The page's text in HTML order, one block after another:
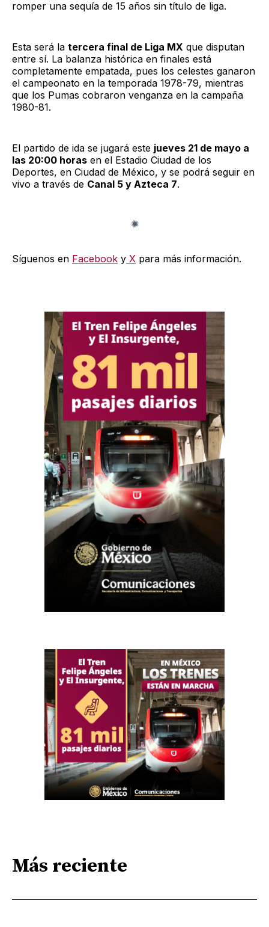
romper una sequía de 15 años sin título de liga.
Esta será la tercera final de Liga MX que disputan
entre sí. La balanza histórica en finales está
completamente empatada, pues los celestes ganaron
el campeonato en la temporada 1978-79, mientras
que los Pumas cobraron venganza en la campaña
1980-81.
El partido de ida se jugará este jueves 21 de mayo a
las 20:00 horas en el Estadio Ciudad de los
Deportes, en Ciudad de México, y se podrá seguir en
vivo a través de Canal 5 y Azteca 7.
Síguenos en Facebook y X para más información.
Más reciente